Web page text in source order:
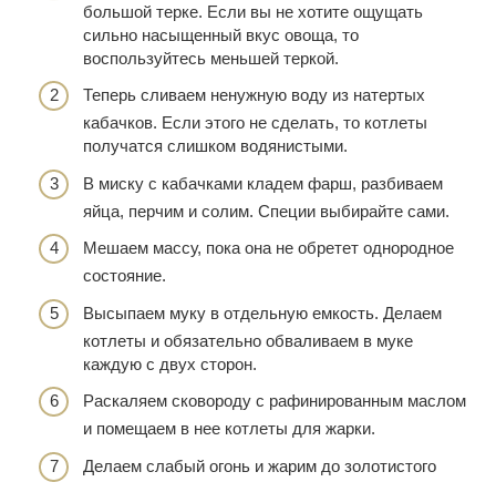
большой терке. Если вы не хотите ощущать
сильно насыщенный вкус овоща, то
воспользуйтесь меньшей теркой.
Теперь сливаем ненужную воду из натертых
кабачков. Если этого не сделать, то котлеты
получатся слишком водянистыми.
В миску с кабачками кладем фарш, разбиваем
яйца, перчим и солим. Специи выбирайте сами.
Мешаем массу, пока она не обретет однородное
состояние.
Высыпаем муку в отдельную емкость. Делаем
котлеты и обязательно обваливаем в муке
каждую с двух сторон.
Раскаляем сковороду с рафинированным маслом
и помещаем в нее котлеты для жарки.
Делаем слабый огонь и жарим до золотистого